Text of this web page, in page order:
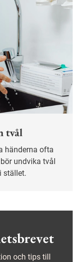
tvål
undvika tvål
stället.
och tips till